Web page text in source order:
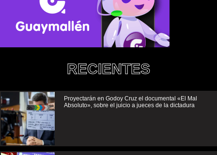
RECIENTES
Proyectarán en Godoy Cruz el documental «El Mal
Absoluto», sobre el juicio a jueces de la dictadura